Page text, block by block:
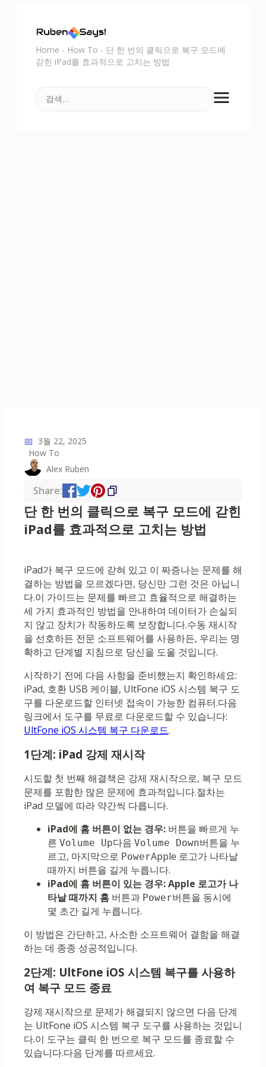
Home - How To - 단 한 번의 클릭으로 복구 모드에
갇힌 iPad를 효과적으로 고치는 방법
📅 3월 22, 2025
How To
Alex Ruben
Share:
단 한 번의 클릭으로 복구 모드에 갇힌
iPad를 효과적으로 고치는 방법
iPad가 복구 모드에 갇혀 있고 이 짜증나는 문제를 해
결하는 방법을 모르겠다면, 당신만 그런 것은 아닙니
다.이 가이드는 문제를 빠르고 효율적으로 해결하는
세 가지 효과적인 방법을 안내하여 데이터가 손실되
지 않고 장치가 작동하도록 보장합니다.수동 재시작
을 선호하든 전문 소프트웨어를 사용하든, 우리는 명
확하고 단계별 지침으로 당신을 도울 것입니다.
시작하기 전에 다음 사항을 준비했는지 확인하세요:
iPad, 호환 USB 케이블, UltFone iOS 시스템 복구 도
구를 다운로드할 인터넷 접속이 가능한 컴퓨터.다음
링크에서 도구를 무료로 다운로드할 수 있습니다:
UltFone iOS 시스템 복구 다운로드.
1단계: iPad 강제 재시작
시도할 첫 번째 해결책은 강제 재시작으로, 복구 모드
문제를 포함한 많은 문제에 효과적입니다.절차는
iPad 모델에 따라 약간씩 다릅니다.
iPad에 홈 버튼이 없는 경우: 버튼을 빠르게 누
른 Volume Up다음 Volume Down버튼을 누
르고, 마지막으로 PowerApple 로고가 나타날
때까지 버튼을 길게 누릅니다.
iPad에 홈 버튼이 있는 경우: Apple 로고가 나
타날 때까지 홈 버튼과 Power버튼을 동시에
몇 초간 길게 누릅니다.
이 방법은 간단하고, 사소한 소프트웨어 결함을 해결
하는 데 종종 성공적입니다.
2단계: UltFone iOS 시스템 복구를 사용하
여 복구 모드 종료
강제 재시작으로 문제가 해결되지 않으면 다음 단계
는 UltFone iOS 시스템 복구 도구를 사용하는 것입니
다.이 도구는 클릭 한 번으로 복구 모드를 종료할 수
있습니다.다음 단계를 따르세요.